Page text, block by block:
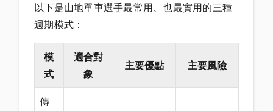
以下是山地單車選手最常用、也最實用的三種
週期模式：
模
式
適合對
象
主要優點 主要風險
傳